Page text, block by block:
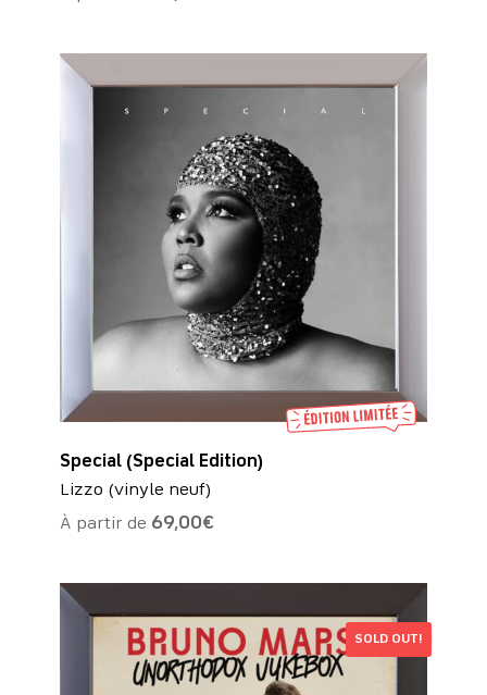
Special (Special Edition)
Lizzo (vinyle neuf)
À partir de 69,00€
SOLD OUT!